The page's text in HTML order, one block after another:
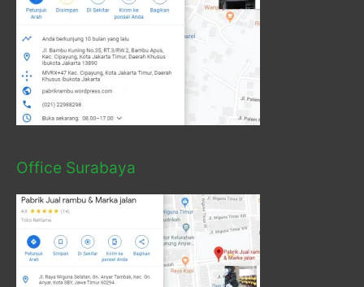
Office Surabaya